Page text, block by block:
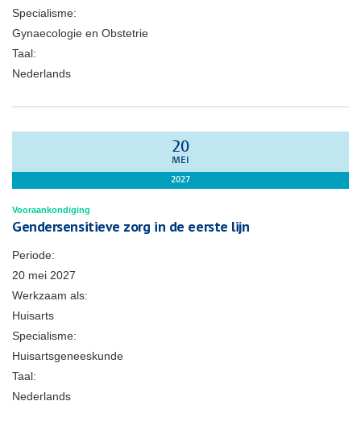
Specialisme:
Gynaecologie en Obstetrie
Taal:
Nederlands
20
MEI
2027
Vooraankondiging
Gendersensitieve zorg in de eerste lijn
Periode:
20 mei 2027
Werkzaam als:
Huisarts
Specialisme:
Huisartsgeneeskunde
Taal:
Nederlands